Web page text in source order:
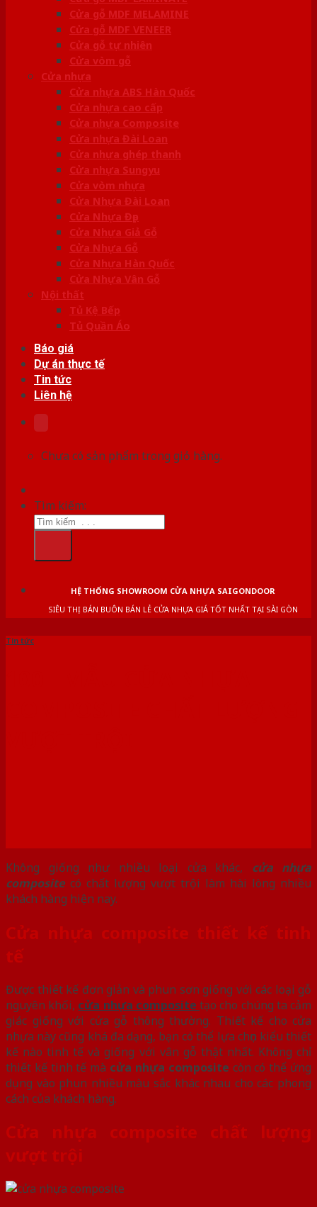
Cửa gỗ MDF MELAMINE
Cửa gỗ MDF VENEER
Cửa gỗ tự nhiên
Cửa vòm gỗ
Cửa nhựa
Cửa nhựa ABS Hàn Quốc
Cửa nhựa cao cấp
Cửa nhựa Composite
Cửa nhựa Đài Loan
Cửa nhựa ghép thanh
Cửa nhựa Sungyu
Cửa vòm nhựa
Cửa Nhựa Đài Loan
Cửa Nhựa Đẹp
Cửa Nhựa Giả Gỗ
Cửa Nhựa Gỗ
Cửa Nhựa Hàn Quốc
Cửa Nhựa Vân Gỗ
Nội thất
Tủ Kệ Bếp
Tủ Quần Áo
Báo giá
Dự án thực tế
Tin tức
Liên hệ
Chưa có sản phẩm trong giỏ hàng.
Tìm kiếm:
HỆ THỐNG SHOWROOM CỬA NHỰA SAIGONDOOR
SIÊU THỊ BÁN BUÔN BÁN LẺ CỬA NHỰA GIÁ TỐT NHẤT TẠI SÀI GÒN
Tin tức
Không giống như nhiều loại cửa khác, cửa nhựa
composite có chất lượng vượt trội làm hài lòng nhiều
khách hàng hiện nay.
Cửa nhựa composite thiết kế tinh
tế
Được thiết kế đơn giản và phun sơn giống với các loại gỗ
nguyên khối, cửa nhựa compositetạo cho chúng ta cảm
giác giống với cửa gỗ thông thường. Thiết kế cho cửa
nhựa này cũng khá đa dạng, bạn có thể lựa chọn kiểu thiết
kế nào tinh tế và giống với vân gỗ thật nhất. Không chỉ
thiết kế tinh tế mà cửa nhựa composite còn có thể ứng
dụng vào phun nhiều màu sắc khác nhau cho các phong
cách của khách hàng.
Cửa nhựa composite chất lượng
vượt trội